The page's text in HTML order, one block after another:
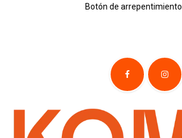
Botón de ​arrepentim​​​iento